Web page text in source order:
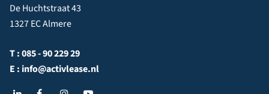
De Huchtstraat 43
1327 EC Almere
T :085 - 90 229 29
E : info@activlease.nl